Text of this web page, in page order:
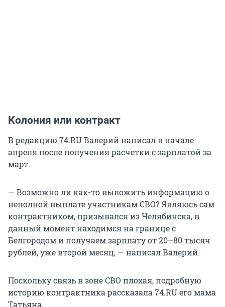
Колония или контракт
В редакцию 74.RU Валерий написал в начале
апреля после получения расчетки с зарплатой за
март.
— Возможно ли как-то выложить информацию о
неполной выплате участникам СВО? Являюсь сам
контрактником, призывался из Челябинска, в
данный момент находимся на границе с
Белгородом и получаем зарплату от 20–80 тысяч
рублей, уже второй месяц, — написал Валерий.
Поскольку связь в зоне СВО плохая, подробную
историю контрактника рассказала 74.RU его мама
Татьяна.